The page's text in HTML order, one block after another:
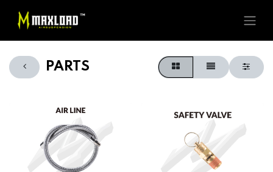
PARTS